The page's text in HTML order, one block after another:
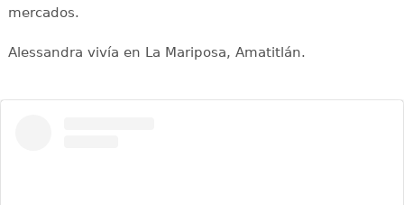
mercados.
Alessandra vivía en La Mariposa, Amatitlán.